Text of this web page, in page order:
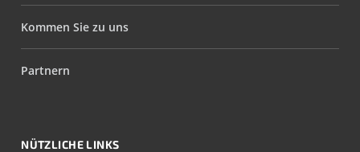
Kommen Sie zu uns
Partnern
NÜTZLICHE LINKS